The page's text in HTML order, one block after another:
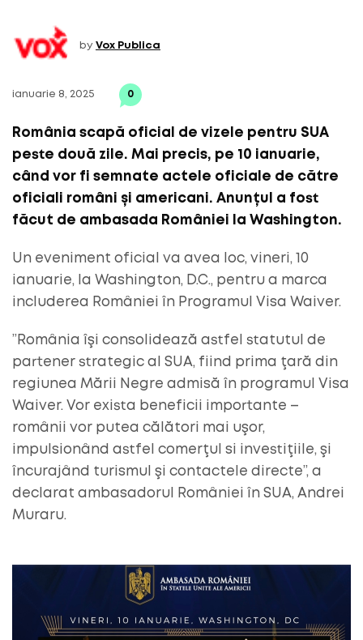
by Vox Publica
ianuarie 8, 2025 0
România scapă oficial de vizele pentru SUA
peste două zile. Mai precis, pe 10 ianuarie,
când vor fi semnate actele oficiale de către
oficiali români și americani. Anunțul a fost
făcut de ambasada României la Washington.
Un eveniment oficial va avea loc, vineri, 10
ianuarie, la Washington, D.C., pentru a marca
includerea României în Programul Visa Waiver.
”România îşi consolidează astfel statutul de
partener strategic al SUA, fiind prima ţară din
regiunea Mării Negre admisă în programul Visa
Waiver. Vor exista beneficii importante –
românii vor putea călători mai uşor,
impulsionând astfel comerţul si investiţiile, şi
încurajând turismul şi contactele directe”, a
declarat ambasadorul României în SUA, Andrei
Muraru.